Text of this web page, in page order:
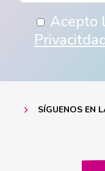
Acepto
SÍGUENOS EN